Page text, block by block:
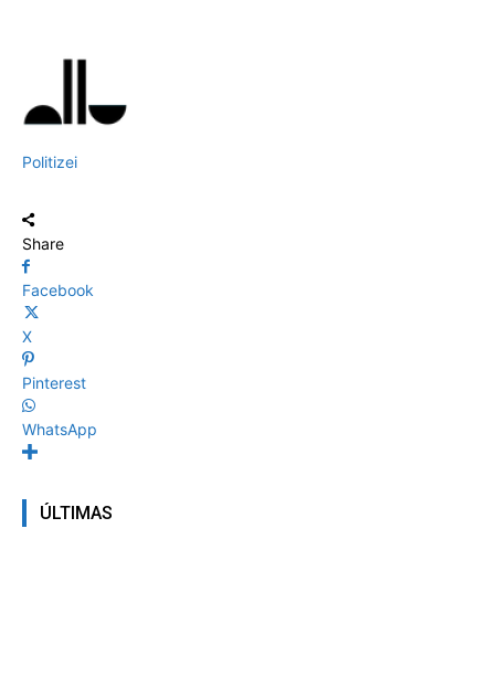
Politizei
Share
Facebook
X
Pinterest
WhatsApp
ÚLTIMAS